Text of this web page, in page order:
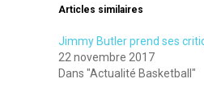
Articles similaires
Jimmy Butler prend ses
22 novembre 2017
Dans "Actualité Basketball"